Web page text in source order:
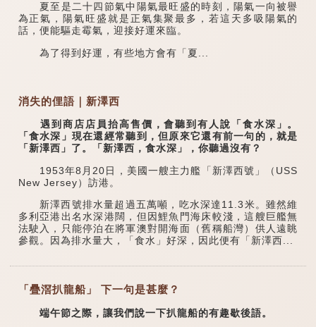
夏至是二十四節氣中陽氣最旺盛的時刻，陽氣一向被譽
為正氣，陽氣旺盛就是正氣集聚最多，若這天多吸陽氣的
話，便能驅走霉氣，迎接好運來臨。
為了得到好運，有些地方會有「夏...
消失的俚語｜新澤西
遇到商店店員抬高售價，會聽到有人說「食水深」。
「食水深」現在還經常聽到，但原來它還有前一句的，就是
「新澤西」了。「新澤西，食水深」，你聽過沒有？
1953年8月20日，美國一艘主力艦「新澤西號」（USS
New Jersey）訪港。
新澤西號排水量超過五萬噸，吃水深達11.3米。雖然維
多利亞港出名水深港闊，但因鯉魚門海床較淺，這艘巨艦無
法駛入，只能停泊在將軍澳對開海面（舊稱船灣）供人遠眺
參觀。因為排水量大，「食水」好深，因此便有「新澤西...
「疊滘扒龍船」 下一句是甚麼？
端午節之際，讓我們說一下扒龍船的有趣歇後語。